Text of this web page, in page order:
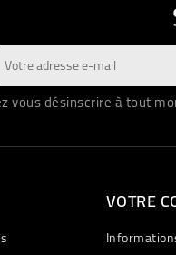
vous désinscrire à tout
VOTRE